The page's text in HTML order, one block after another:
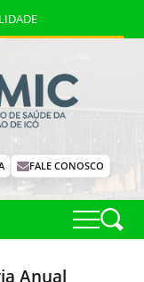
FALE CONOSCO
Anual